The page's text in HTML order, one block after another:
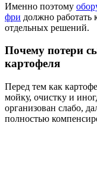
Именно поэтому
фри должно работать
отдельных решений.
Почему потери
картофеля
Перед тем как
мойку, очистку и
организован слабо,
полностью